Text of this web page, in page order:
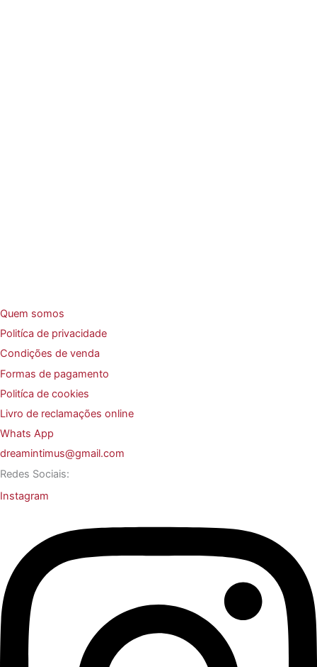
Quem somos
Politíca de privacidade
Condições de venda
Formas de pagamento
Politíca de cookies
Livro de reclamações online
Whats App
dreamintimus@gmail.com
Redes Sociais:
Instagram